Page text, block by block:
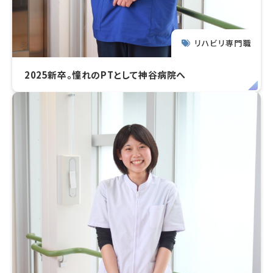
リハビリ専門職
2025新卒。憧れのPTとして神谷病院へ